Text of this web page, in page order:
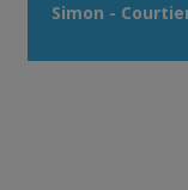
Simon -